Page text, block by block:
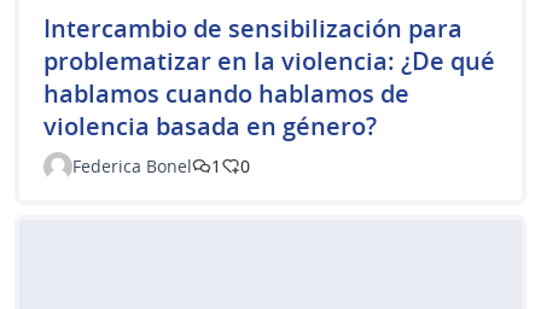
Intercambio de sensibilización para
problematizar en la violencia: ¿De qué
hablamos cuando hablamos de
violencia basada en género?
Federica Bonel 1 0